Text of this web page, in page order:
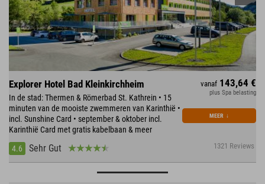
Explorer Hotel Bad Kleinkirchheim
In de stad: Thermen & Römerbad St. Kathrein • 15
minuten van de mooiste zwemmeren van Karinthië •
incl. Sunshine Card • september & oktober incl.
Karinthië Card met gratis kabelbaan & meer
4.6
Sehr Gut 1321 Reviews
vanaf 143,64 €
plus Spa belasting
MEER ↓